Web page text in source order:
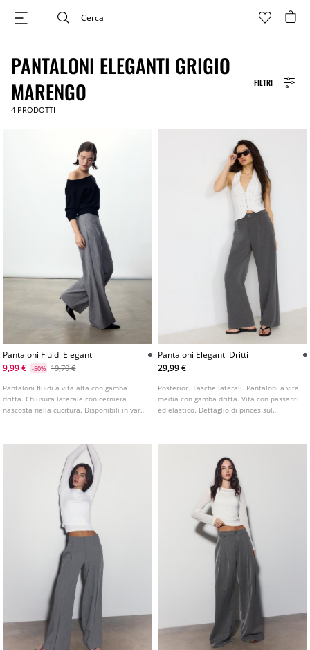
FILTRI
PANTALONI ELEGANTI GRIGIO
MARENGO
4 PRODOTTI
Pantaloni Fluidi Eleganti
9,99 €
-50% 19,79 €
Pantaloni fluidi a vita alta con gamba
dritta. Chiusura laterale con cerniera
nascosta nella cucitura. Disponibili in vari
Pantaloni Eleganti Dritti
29,99 €
Posterior. Tasche laterali. Pantaloni a vita
media con gamba dritta. Vita con passanti
ed elastico. Dettaglio di pinces sul